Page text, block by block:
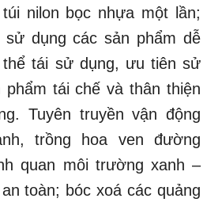
nilon bọc nhựa một lần;
sử dụng các sản phẩm dễ
thể tái sử dụng, ưu tiên sử
phẩm tái chế và thân thiện
Tuyên truyền vận động
trồng hoa ven đường
quan môi trường xanh –
toàn; bóc xoá các quảng